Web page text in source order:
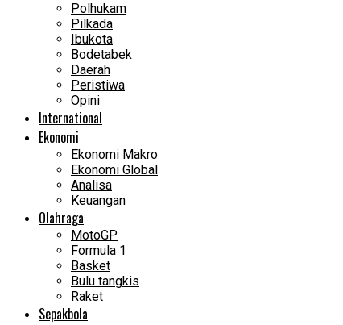
Polhukam
Pilkada
Ibukota
Bodetabek
Daerah
Peristiwa
Opini
International
Ekonomi
Ekonomi Makro
Ekonomi Global
Analisa
Keuangan
Olahraga
MotoGP
Formula 1
Basket
Bulu tangkis
Raket
Sepakbola